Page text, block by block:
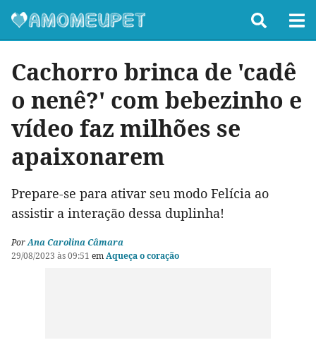
Cachorro brinca de 'cadê
o nenê?' com bebezinho e
vídeo faz milhões se
apaixonarem
Prepare-se para ativar seu modo Felícia ao
assistir a interação dessa duplinha!
PorAna Carolina Câmara
29/08/2023 às 09:51 emAqueça o coração